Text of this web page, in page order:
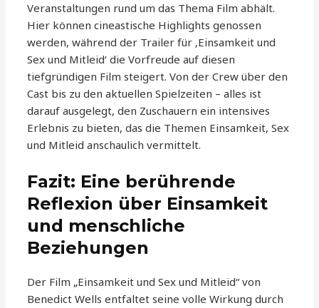
Veranstaltungen rund um das Thema Film abhält.
Hier können cineastische Highlights genossen
werden, während der Trailer für ‚Einsamkeit und
Sex und Mitleid‘ die Vorfreude auf diesen
tiefgründigen Film steigert. Von der Crew über den
Cast bis zu den aktuellen Spielzeiten – alles ist
darauf ausgelegt, den Zuschauern ein intensives
Erlebnis zu bieten, das die Themen Einsamkeit, Sex
und Mitleid anschaulich vermittelt.
Fazit: Eine berührende
Reflexion über Einsamkeit
und menschliche
Beziehungen
Der Film „Einsamkeit und Sex und Mitleid“ von
Benedict Wells entfaltet seine volle Wirkung durch